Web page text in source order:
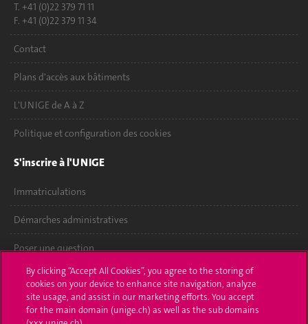
T. +41 (0)22 379 71 11
F. +41 (0)22 379 11 34
Contact
Plans d'accès aux bâtiments
L'UNIGE de A à Z
Politique et configuration des cookies
S'inscrire à l'UNIGE
Immatriculations
Démarches administratives
Poser une question
L'UNIGE vous informe
UNIGE Mobile
By clicking “Accept All Cookies”, you agree to the storing of
cookies on your device to enhance site navigation, analyze
site usage, and assist in our marketing efforts. You accept
for the main domain (unige.ch) as well as the sub domains